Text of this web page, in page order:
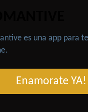
es una app para
Enamorate YA!